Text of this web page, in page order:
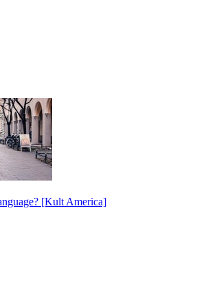
[Kult America]